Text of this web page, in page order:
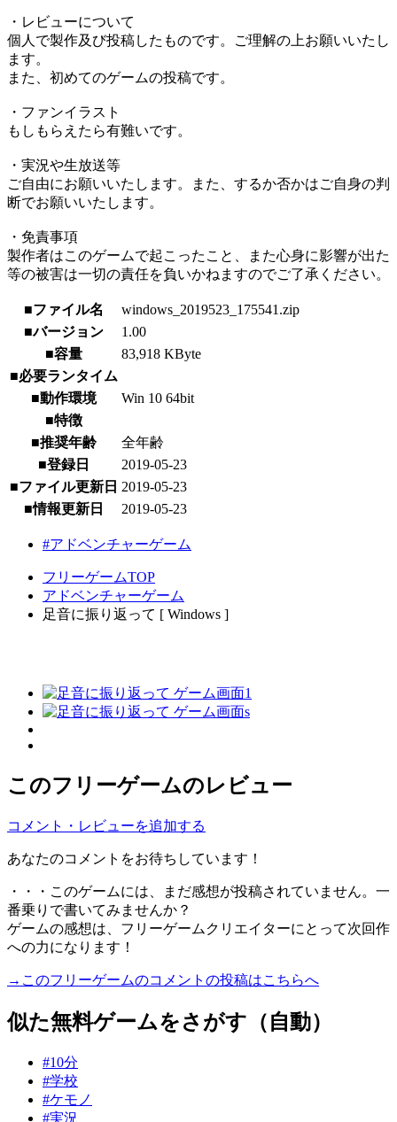
・レビューについて
個人で製作及び投稿したものです。ご理解の上お願いいたし
ます。
また、初めてのゲームの投稿です。
・ファンイラスト
もしもらえたら有難いです。
・実況や生放送等
ご自由にお願いいたします。また、するか否かはご自身の判
断でお願いいたします。
・免責事項
製作者はこのゲームで起こったこと、また心身に影響が出た
等の被害は一切の責任を負いかねますのでご了承ください。
■ファイル名
windows_2019523_175541.zip
■バージョン
1.00
■容量
83,918 KByte
■必要ランタイム
■動作環境
Win 10 64bit
■特徴
■推奨年齢
全年齢
■登録日
2019-05-23
■ファイル更新日 2019-05-23
■情報更新日
2019-05-23
#アドベンチャーゲーム
フリーゲームTOP
アドベンチャーゲーム
足音に振り返って [ Windows ]
このフリーゲームのレビュー
コメント・レビューを追加する
あなたのコメントをお待ちしています！
・・・このゲームには、まだ感想が投稿されていません。一
番乗りで書いてみませんか？
ゲームの感想は、フリーゲームクリエイターにとって次回作
への力になります！
→このフリーゲームのコメントの投稿はこちらへ
似た無料ゲームをさがす（自動）
#10分
#学校
#ケモノ
#実況